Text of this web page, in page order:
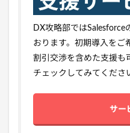
DX攻略部では
おります。初期導入をご
割引交渉を含めた支援も
チェックしてみてくださ
サー